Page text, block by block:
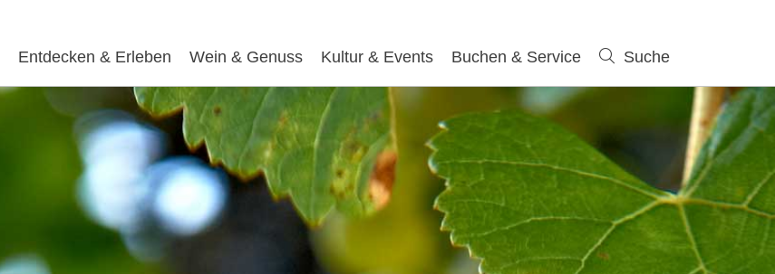
Entdecken & Erleben Wein & Genuss Kultur & Events Buchen & Service Suche